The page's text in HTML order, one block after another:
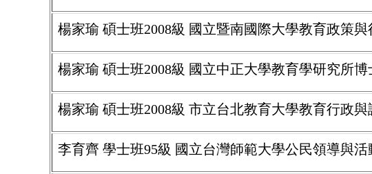
楊家瑜 碩士班2008級 國立暨南國際大學教育政策
楊家瑜 碩士班2008級 國立中正大學教育學研究所博
楊家瑜 碩士班2008級 市立台北教育大學教育行政
李育齊 學士班95級 國立台灣師範大學公民領導與